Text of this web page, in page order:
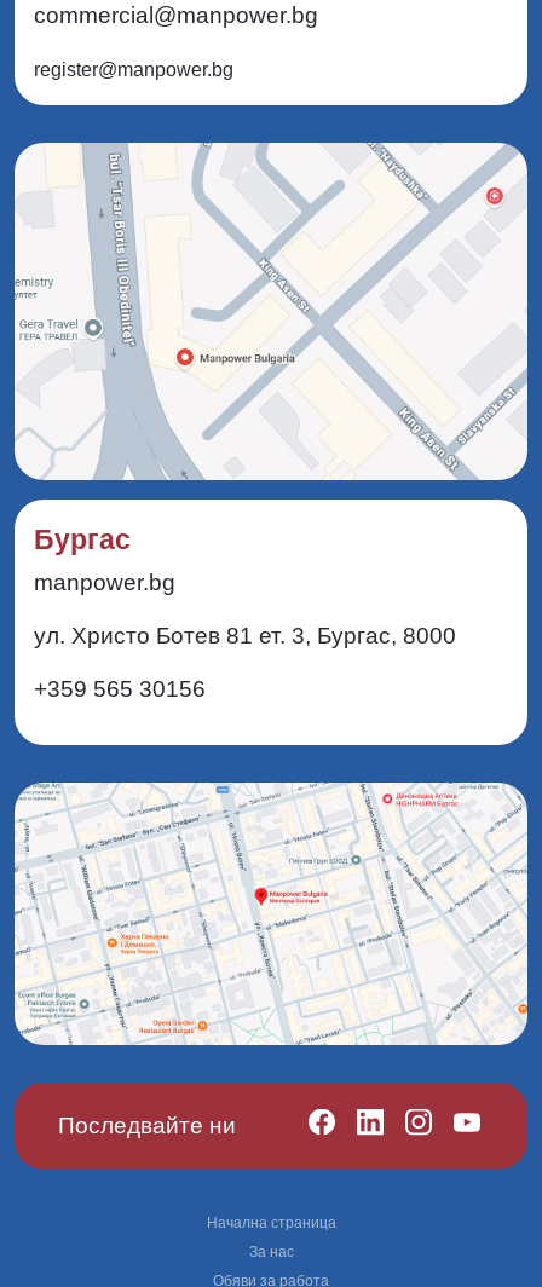
commercial@manpower.bg
register@manpower.bg
Бургас
manpower.bg
ул. Христо Ботев 81 ет. 3, Бургас, 8000
+359 565 30156
Последвайте ни
Начална страница
За нас
Обяви за работа